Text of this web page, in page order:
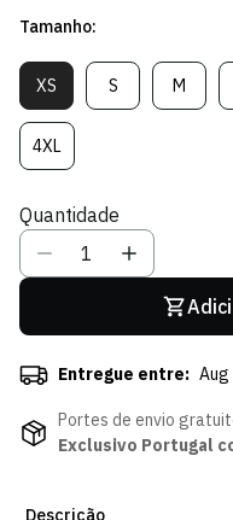
venda
Tamanho:
XSVariante
Esgotada
Ou
Indisponível
SVariante
Esgotada
M
4XLVariante
Esgotada
Indisponível
Quantidade
Entregue entre: Aug
Portes de envio
Exclusivo Portugal
Descrição